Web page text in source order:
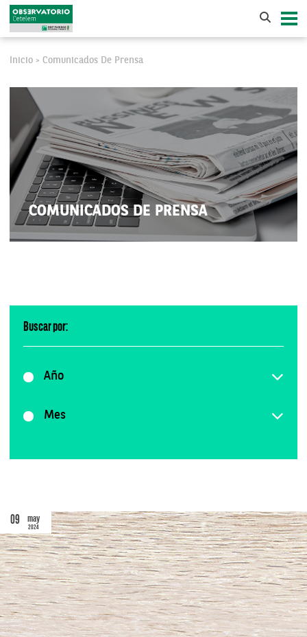
Inicio > Comunicados De Prensa
COMUNICADOS DE PRENSA
Buscar por:
Año
Mes
09 may
2024